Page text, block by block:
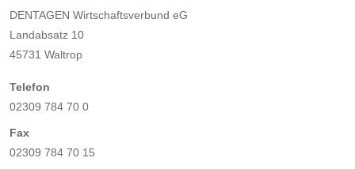
DENTAGEN Wirtschaftsverbund eG
Landabsatz 10
45731 Waltrop
Telefon
02309 784 70 0
Fax
02309 784 70 15